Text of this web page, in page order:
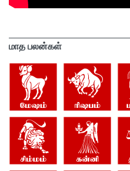
மாத பலன்கள்